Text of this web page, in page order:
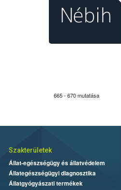
665 - 670 mutatása
Szakterületek
Állat-egészségügy és állatvédelem
Állategészségügyi diagnosztika
Állatgyógyászati termékek